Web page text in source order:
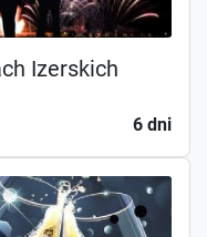
Izerskich
6 dni